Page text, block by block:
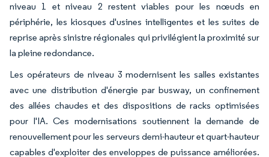
niveau 1 et niveau 2 restent viables pour les nœuds en
périphérie, les kiosques d'usines intelligentes et les suites de
reprise après sinistre régionales qui privilégient la proximité sur
la pleine redondance.
Les opérateurs de niveau 3 modernisent les salles existantes
avec une distribution d'énergie par busway, un confinement
des allées chaudes et des dispositions de racks optimisées
pour l'IA. Ces modernisations soutiennent la demande de
renouvellement pour les serveurs demi-hauteur et quart-hauteur
capables d'exploiter des enveloppes de puissance améliorées.